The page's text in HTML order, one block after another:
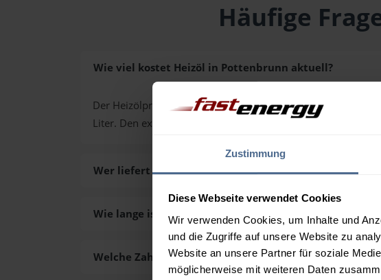
Zustimmung
Diese Webseite verwendet Cookies
Wir verwenden Cookies, um Inhalte und
und die Zugriffe auf unsere Website zu
Website an unsere Partner für soziale
möglicherweise mit weiteren Daten
Häufige
Wie viel kostet Heizöl in Pottenbrunn aktuell?
Der Heizölpreis in Pottenbrunn (PLZ 3140) liegt aktuell bei
Liter. Den exakten Preis für Ihre Wunschmenge erhalten Sie
Wer liefert das Heizöl in Pottenbrunn aus?
Wie lange ist die Lieferzeit des Heizöls in Pottenbrunn?
Welche Zahlungsarten gibt es?